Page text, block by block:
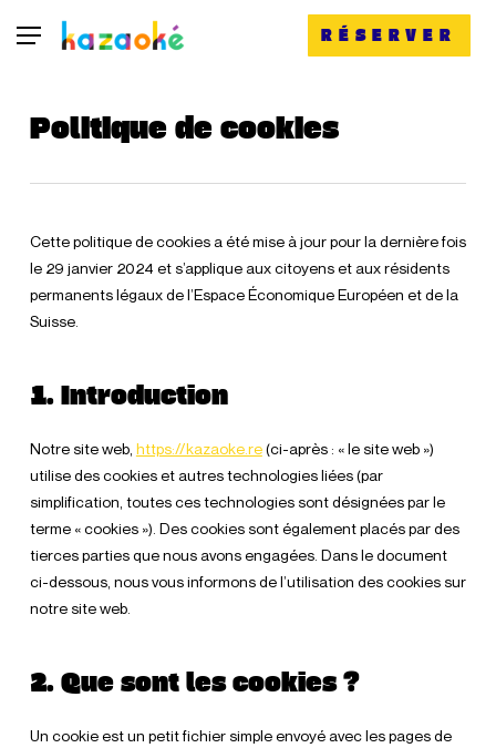
RÉSERVER
Politique de cookies
Cette politique de cookies a été mise à jour pour la dernière fois
le 29 janvier 2024 et s’applique aux citoyens et aux résidents
permanents légaux de l’Espace Économique Européen et de la
Suisse.
1. Introduction
Notre site web, https://kazaoke.re(ci-après : « le site web »)
utilise des cookies et autres technologies liées (par
simplification, toutes ces technologies sont désignées par le
terme « cookies »). Des cookies sont également placés par des
tierces parties que nous avons engagées. Dans le document
ci-dessous, nous vous informons de l’utilisation des cookies sur
notre site web.
2. Que sont les cookies ?
Un cookie est un petit fichier simple envoyé avec les pages de